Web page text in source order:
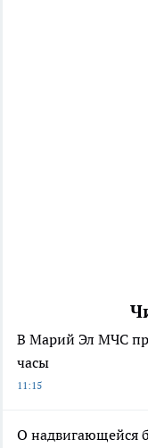
В Марий Эл МЧС
часы
11:15
О надвигающейся